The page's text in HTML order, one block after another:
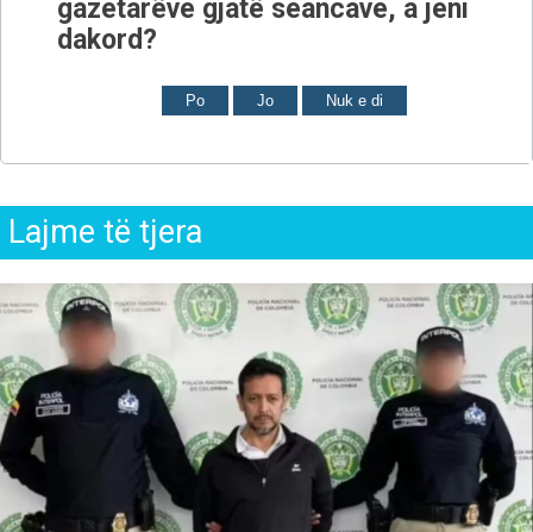
gazetarëve gjatë seancave, a jeni
dakord?
Po Jo Nuk e di
Lajme të tjera